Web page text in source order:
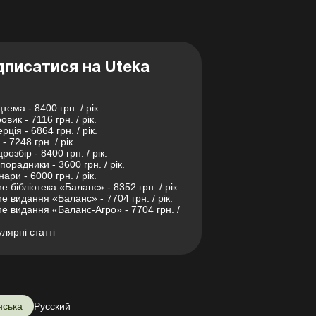
на Uteka
- 8400 грн. / рік.
- 7116 грн. / рік.
- 6864 грн. / рік.
7248 грн. / рік.
- 8400 грн. / рік.
- 3600 грн. / рік.
- 6000 грн. / рік.
бібліотека «Баланс» - 8352 грн. / рік.
видання «Баланс» - 7704 грн. / рік.
видання «Баланс-Агро» - 7704 грн. /
статті
Русский